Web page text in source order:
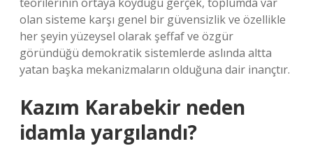
olan sisteme karşı genel bir güvensizlik ve özellikle
her şeyin yüzeysel olarak şeffaf ve özgür
göründüğü demokratik sistemlerde aslında altta
yatan başka mekanizmaların olduğuna dair inançtır.
Kazım Karabekir neden
idamla yargılandı?